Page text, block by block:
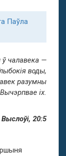
Паўла
чалавека —
воды,
разумны
Вычэрпвае іх.
Выслоўі, 20:5